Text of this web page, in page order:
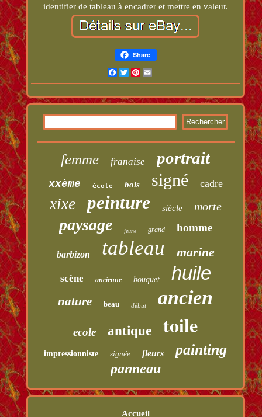
identifier de tableau à encadrer et mettre en valeur.
Share
Facebook
TwitterPinterest
femme franaise portrait
xxème école bois signé cadre
xixe peinture siècle morte
paysage jeune grand homme
barbizon tableau marine
scène ancienne bouquet huile
nature beau début ancien
ecole antique toile
impressionniste signée fleurs painting
panneau
Accueil